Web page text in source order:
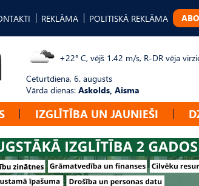
REKLĀMA POLITISKĀ REKLĀMA
+22° C, vējš 1.42 m/s, R-DR vēja
Ceturtdiena, 6. augusts
Vārda dienas: Askolds, Aisma
IZGLĪTĪBA UN JAUNIEŠI